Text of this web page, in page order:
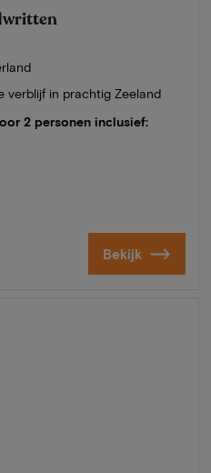
verblijf in prachtig Zeeland
2 personen inclusief:
Bekijk